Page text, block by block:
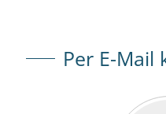
Per E-Mail